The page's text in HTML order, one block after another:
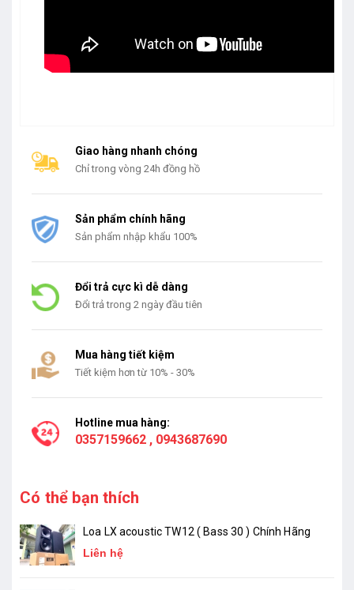
Giao hàng nhanh chóng
Chỉ trong vòng 24h đồng hồ
Sản phẩm chính hãng
Sản phẩm nhập khẩu 100%
Đổi trả cực kì dễ dàng
Đổi trả trong 2 ngày đầu tiên
Mua hàng tiết kiệm
Tiết kiệm hơn từ 10% - 30%
Hotline mua hàng:
0357159662 , 0943687690
Có thể bạn thích
Loa LX acoustic TW12 ( Bass 30 ) Chính Hãng
Liên hệ